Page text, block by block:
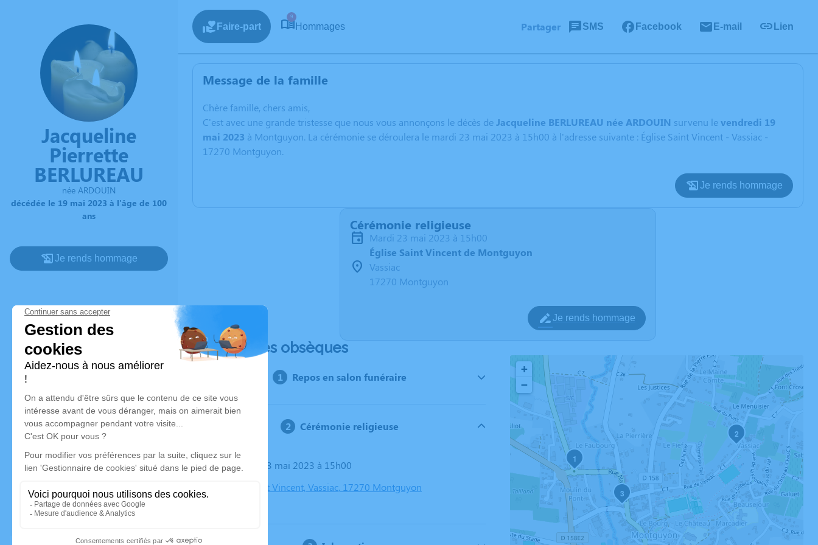
Jacqueline
Pierrette
BERLUREAU
née ARDOUIN
décédée le 19 mai 2023 à l'âge de 100
ans
Je rends hommage
Faire-part
9
Hommages Partager SMS Facebook E-mail Lien
Message de la famille
Chère famille, chers amis,
C'est avec une grande tristesse que nous vous annonçons le décès deJacqueline BERLUREAU née ARDOUIN survenu levendredi 19
mai 2023 à Montguyon. La cérémonie se déroulera le mardi 23 mai 2023 à 15h00 à l'adresse suivante : Église Saint Vincent - Vassiac -
17270 Montguyon.
Je rends hommage
Cérémonie religieuse
mardi 23 mai 2023 à 15h00
Église Saint Vincent de Montguyon
Vassiac
17270 Montguyon
Je rends hommage
Déroulé des obsèques
Repos en salon funéraire
Cérémonie religieuse
Le mardi 23 mai 2023 à 15h00
Église Saint Vincent, Vassiac, 17270 Montguyon
1
2
3
+
−